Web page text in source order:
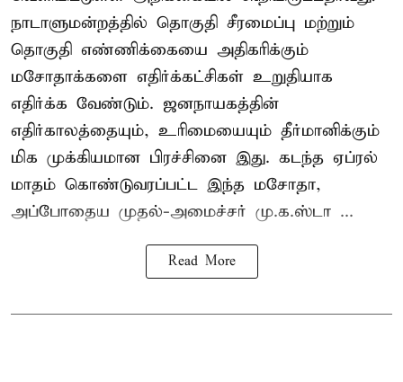
நாடாளுமன்றத்தில் தொகுதி சீரமைப்பு மற்றும்
தொகுதி எண்ணிக்கையை அதிகரிக்கும்
மசோதாக்களை எதிர்க்கட்சிகள் உறுதியாக
எதிர்க்க வேண்டும். ஜனநாயகத்தின்
எதிர்காலத்தையும், உரிமையையும் தீர்மானிக்கும்
மிக முக்கியமான பிரச்சினை இது. கடந்த ஏப்ரல்
மாதம் கொண்டுவரப்பட்ட இந்த மசோதா,
அப்போதைய முதல்-அமைச்சர் மு.க.ஸ்டா ...
Read More